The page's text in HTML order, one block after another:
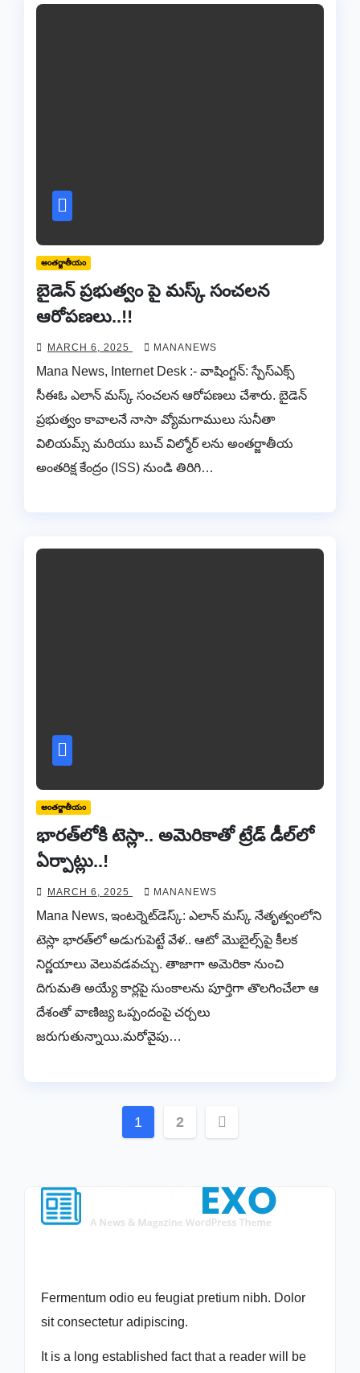
అంతర్జాతీయం
బైడెన్ ప్రభుత్వం పై మస్క్ సంచలన
ఆరోపణలు..!!
MARCH 6, 2025 MANANEWS
Mana News, Internet Desk :- వాషింగ్టన్: స్పేస్‌ఎక్స్
సీఈఓ ఎలాన్ మస్క్ సంచలన ఆరోపణలు చేశారు. బైడెన్
ప్రభుత్వం కావాలనే నాసా వ్యోమగాములు సునీతా
విలియమ్స్ మరియు బుచ్ విల్మోర్ లను అంతర్జాతీయ
అంతరిక్ష కేంద్రం (ISS) నుండి తిరిగి…
అంతర్జాతీయం
భారత్‌లోకి టెస్లా.. అమెరికాతో ట్రేడ్‌ డీల్‌లో
ఏర్పాట్లు..!
MARCH 6, 2025 MANANEWS
Mana News, ఇంటర్నెట్‌డెస్క్‌: ఎలాన్‌ మస్క్‌ నేతృత్వంలోని
టెస్లా భారత్‌లో అడుగుపెట్టే వేళ.. ఆటో మొబైల్స్‌పై కీలక
నిర్ణయాలు వెలువడవచ్చు. తాజాగా అమెరికా నుంచి
దిగుమతి అయ్యే కార్లపై సుంకాలను పూర్తిగా తొలగించేలా ఆ
దేశంతో వాణిజ్య ఒప్పందంపై చర్చలు
జరుగుతున్నాయి.మరోవైపు…
Posts
1 2
Fermentum odio eu feugiat pretium nibh. Dolor
sit consectetur adipiscing.
It is a long established fact that a reader will be